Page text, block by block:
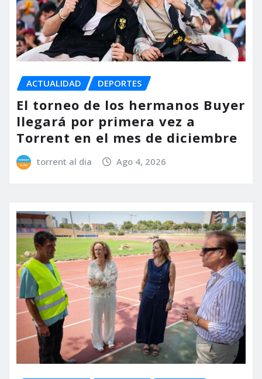
ACTUALIDAD DEPORTES
El torneo de los hermanos Buyer
llegará por primera vez a
Torrent en el mes de diciembre
torrent al dia Ago 4, 2026